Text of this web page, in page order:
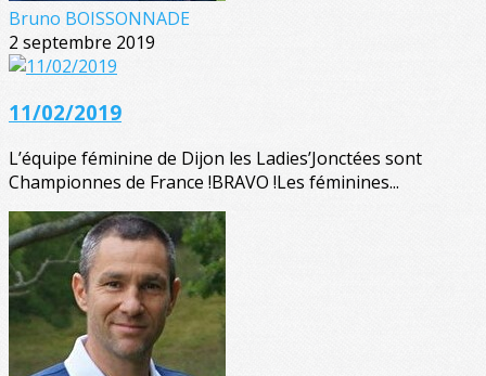
Bruno BOISSONNADE
2 septembre 2019
11/02/2019
L’équipe féminine de Dijon les Ladies’Jonctées sont
Championnes de France !BRAVO !Les féminines...